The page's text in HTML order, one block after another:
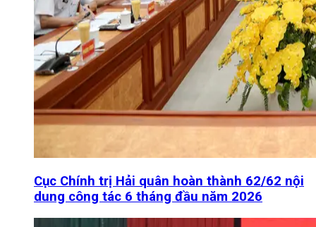
Cục Chính trị Hải quân hoàn thành 62/62 nội
dung công tác 6 tháng đầu năm 2026